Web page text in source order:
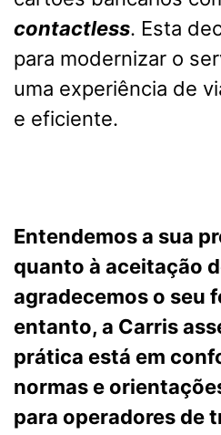
contactless. Esta
para modernizar o
uma experiência de
e eficiente.
Entendemos a sua
quanto à aceitação
agradecemos o seu
entanto, a Carris
prática está em
normas e
para operadores de